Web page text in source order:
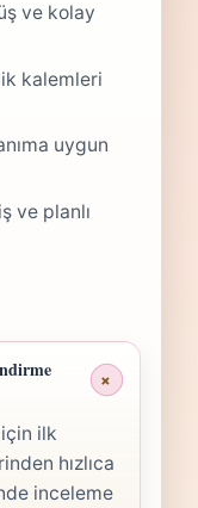
ve kolay
kalemleri
uygun
ve planlı
+
ilk
hızlıca
inceleme